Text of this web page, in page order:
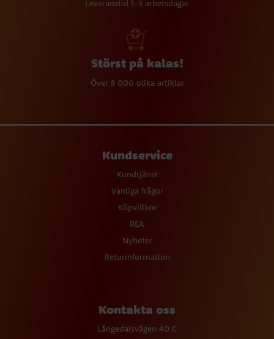
Leveranstid 1-3 arbetsdagar
Störst på kalas!
Över 8 000 olika artiklar
Kundservice
Kundtjänst
Vanliga frågor
Köpvillkor
REA
Nyheter
Returinformation
Kontakta oss
Långedalsvägen 40 C